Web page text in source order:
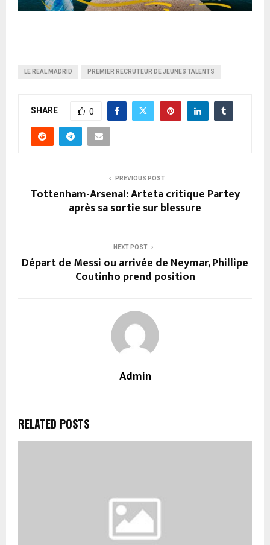
LE REAL MADRID PREMIER RECRUTEUR DE JEUNES TALENTS
SHARE 0
PREVIOUS POST
Tottenham-Arsenal: Arteta critique Partey
après sa sortie sur blessure
NEXT POST
Départ de Messi ou arrivée de Neymar, Phillipe
Coutinho prend position
Admin
RELATED POSTS